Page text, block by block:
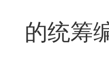
的统筹